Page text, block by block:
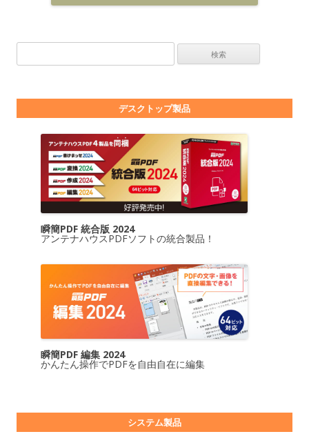
デスクトップ製品
瞬簡PDF 統合版 2024
アンテナハウスPDFソフトの統合製品！
瞬簡PDF 編集 2024
かんたん操作でPDFを自由自在に編集
システム製品